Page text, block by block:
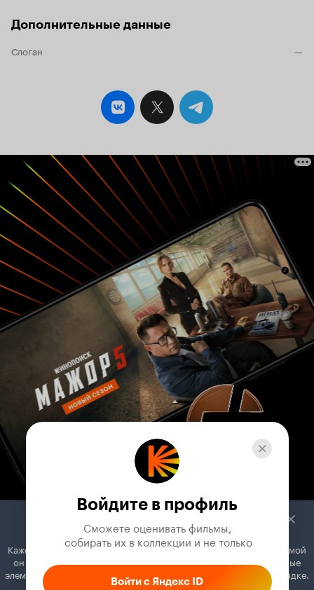
Дополнительные данные
Слоган —
Войдите в профиль
Сможете оценивать фильмы,
собирать их в коллекции и не только
Войти с Яндекс ID
Кажется, вы используете блокировщик рекламы. Вместе с рекламой
он может отключать постеры, папки с фильмами и другие важные
элементы. Добавьте Кинопоиск в исключения, и всё будет в порядке.